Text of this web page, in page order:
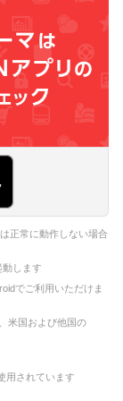
正常に動作しない場合
動します
でご利用いただけま
米国および他国の
用されています